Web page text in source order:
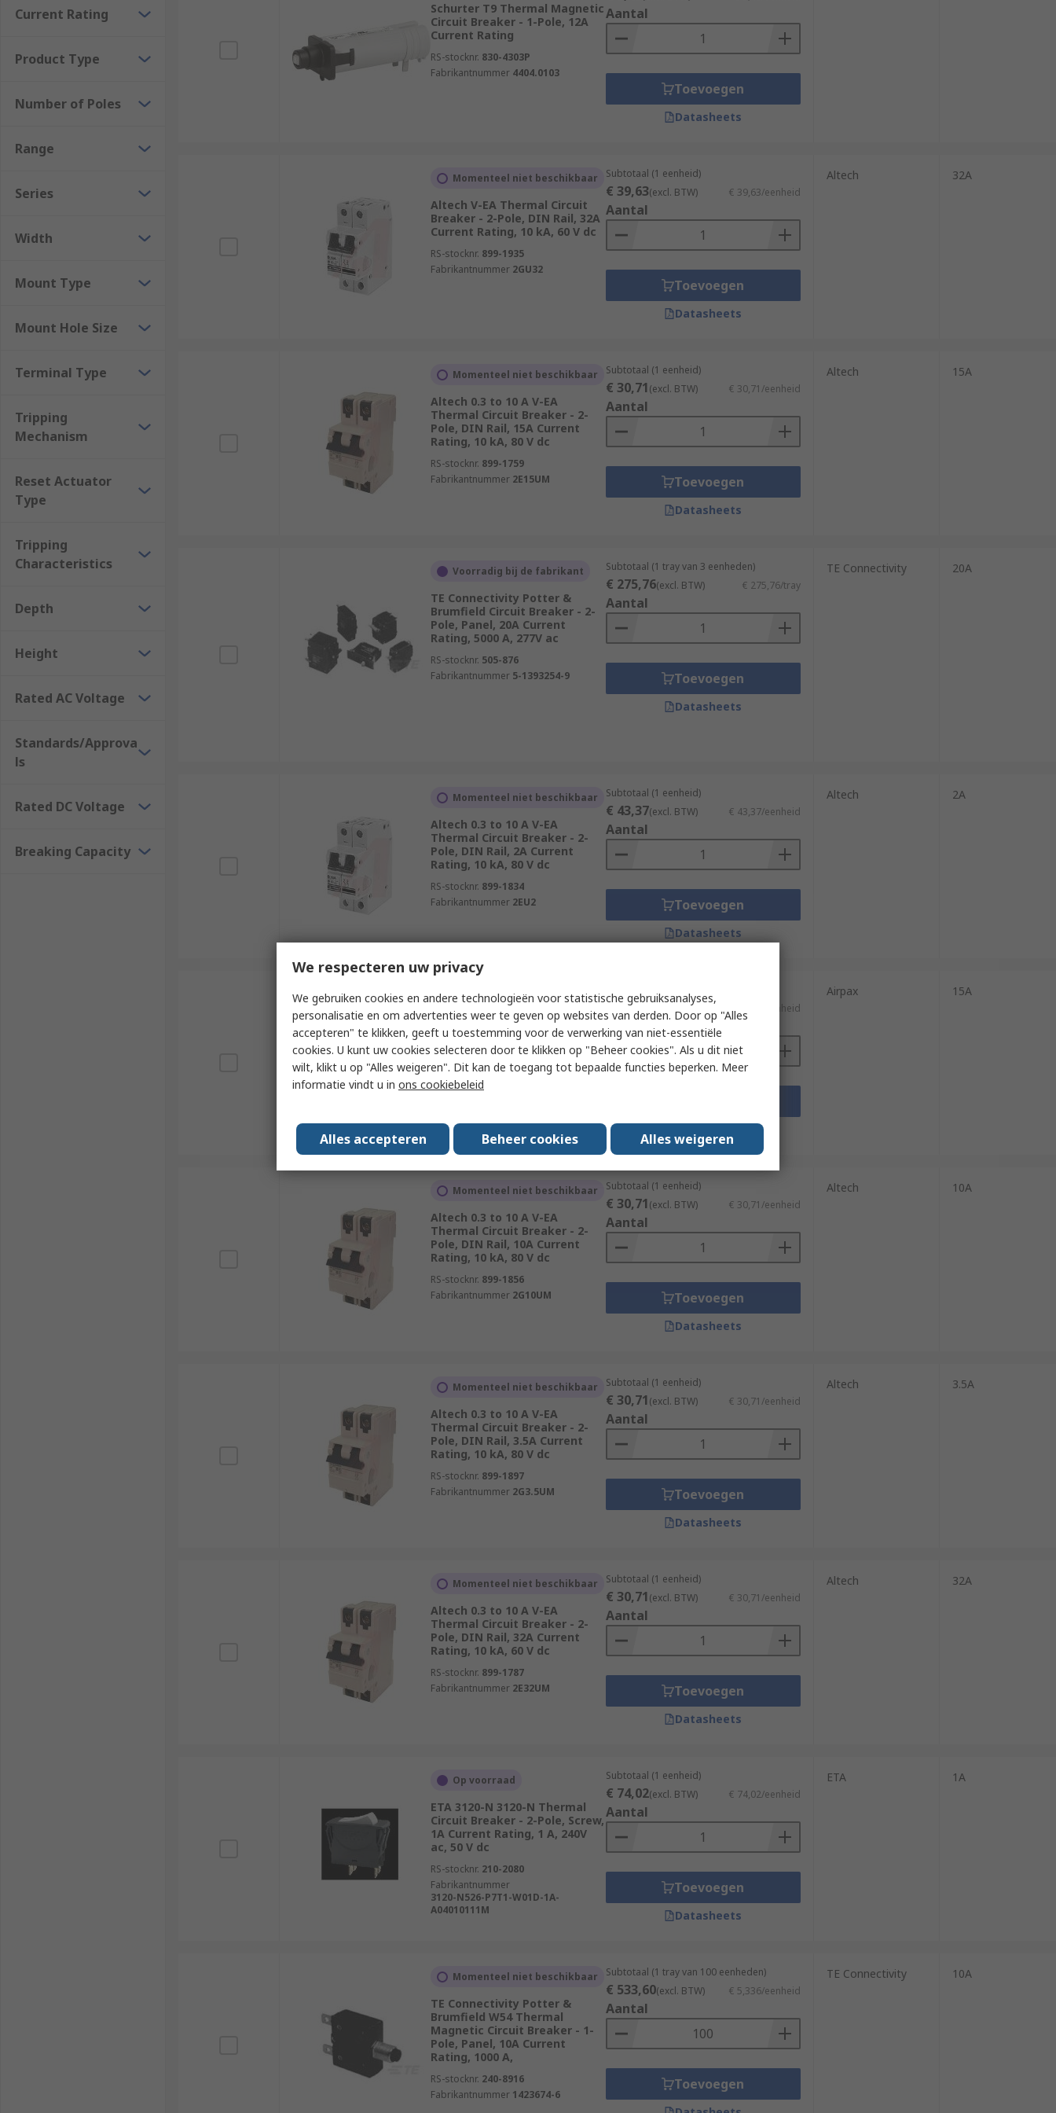
Thermal automotive circuit breakers are used to protect electrical networks in most types of vehicles, including cars, vans, buses, and boats.
Current Rating
Product Type
Number of Poles
Range
Series
Width
Mount Type
Mount Hole Size
Terminal Type
Tripping
Mechanism
Reset Actuator
Type
Tripping
Characteristics
Depth
Height
Rated AC Voltage
Standards/Approva
ls
Rated DC Voltage
Breaking Capacity
Schurter T9 Thermal Magnetic
Circuit Breaker - 1-Pole, 12A
Current Rating
RS-stocknr. 830-4303P
Fabrikantnummer 4404.0103
Aantal
Toevoegen
Datasheets
Momenteel niet beschikbaar
Altech V-EA Thermal Circuit
Breaker - 2-Pole, DIN Rail, 32A
Current Rating, 10 kA, 60 V dc
RS-stocknr. 899-1935
Fabrikantnummer 2GU32
Subtotaal (1 eenheid)
€ 39,63(excl. BTW) € 39,63/eenheid
Aantal
Toevoegen
Datasheets
Altech 32A
Momenteel niet beschikbaar
Altech 0.3 to 10 A V-EA
Thermal Circuit Breaker - 2-
Pole, DIN Rail, 15A Current
Rating, 10 kA, 80 V dc
RS-stocknr. 899-1759
Fabrikantnummer 2E15UM
Subtotaal (1 eenheid)
€ 30,71(excl. BTW) € 30,71/eenheid
Aantal
Toevoegen
Datasheets
Altech 15A
Voorradig bij de fabrikant
TE Connectivity Potter &
Brumfield Circuit Breaker - 2-
Pole, Panel, 20A Current
Rating, 5000 A, 277V ac
RS-stocknr. 505-876
Fabrikantnummer 5-1393254-9
Subtotaal (1 tray van 3 eenheden)
€ 275,76(excl. BTW) € 275,76/tray
Aantal
Toevoegen
Datasheets
TE Connectivity 20A
Momenteel niet beschikbaar
Altech 0.3 to 10 A V-EA
Thermal Circuit Breaker - 2-
Pole, DIN Rail, 2A Current
Rating, 10 kA, 80 V dc
RS-stocknr. 899-1834
Fabrikantnummer 2EU2
Subtotaal (1 eenheid)
€ 43,37(excl. BTW) € 43,37/eenheid
Aantal
Toevoegen
Datasheets
Altech 2A
Op voorraad
Sensata / Airpax Airpax LELK1
Thermal Circuit Breaker - 1-
Pole, 15A Current Rating
RS-stocknr.275-0394
Fabrikantnummer
€ 74,43 (excl. BTW) € 74,43/eenheid
Aantal
Airpax 15A
Momenteel niet beschikbaar
Altech 0.3 to 10 A V-EA
Thermal Circuit Breaker - 2-
Pole, DIN Rail, 10A Current
Rating, 10 kA, 80 V dc
RS-stocknr. 899-1856
Fabrikantnummer 2G10UM
Subtotaal (1 eenheid)
€ 30,71(excl. BTW) € 30,71/eenheid
Aantal
Toevoegen
Datasheets
Altech 10A
Momenteel niet beschikbaar
Altech 0.3 to 10 A V-EA
Thermal Circuit Breaker - 2-
Pole, DIN Rail, 3.5A Current
Rating, 10 kA, 80 V dc
RS-stocknr. 899-1897
Fabrikantnummer 2G3.5UM
Subtotaal (1 eenheid)
€ 30,71(excl. BTW) € 30,71/eenheid
Aantal
Toevoegen
Datasheets
Altech 3.5A
Momenteel niet beschikbaar
Altech 0.3 to 10 A V-EA
Thermal Circuit Breaker - 2-
Pole, DIN Rail, 32A Current
Rating, 10 kA, 60 V dc
RS-stocknr. 899-1787
Fabrikantnummer 2E32UM
Subtotaal (1 eenheid)
€ 30,71(excl. BTW) € 30,71/eenheid
Aantal
Toevoegen
Datasheets
Altech 32A
Op voorraad
ETA 3120-N 3120-N Thermal
Circuit Breaker - 2-Pole, Screw,
1A Current Rating, 1 A, 240V
ac, 50 V dc
RS-stocknr. 210-2080
Fabrikantnummer
3120-N526-P7T1-W01D-1A-
A04010111M
Subtotaal (1 eenheid)
€ 74,02(excl. BTW) € 74,02/eenheid
Aantal
Toevoegen
Datasheets
ETA 1A
Momenteel niet beschikbaar
TE Connectivity Potter &
Brumfield W54 Thermal
Magnetic Circuit Breaker - 1-
Pole, Panel, 10A Current
Rating, 1000 A,
RS-stocknr. 240-8916
Fabrikantnummer 1423674-6
Subtotaal (1 tray van 100 eenheden)
€ 533,60(excl. BTW) € 5,336/eenheid
Aantal
Toevoegen
TE Connectivity 10A
We respecteren uw privacy
We gebruiken cookies en andere technologieën voor statistische gebruiksanalyses,
personalisatie en om advertenties weer te geven op websites van derden. Door op "Alles
accepteren" te klikken, geeft u toestemming voor de verwerking van niet-essentiële
cookies. U kunt uw cookies selecteren door te klikken op "Beheer cookies". Als u dit niet
wilt, klikt u op "Alles weigeren". Dit kan de toegang tot bepaalde functies beperken. Meer
informatie vindt u in ons cookiebeleid
Alles accepteren Beheer cookies Alles weigeren